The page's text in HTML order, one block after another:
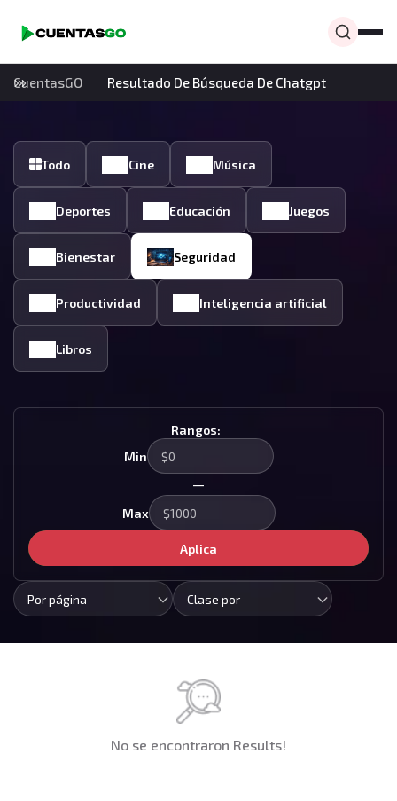
CuentasGO Resultado De Búsqueda De Chatgpt
Todo Cine Música
Deportes Educación Juegos
Bienestar Seguridad
Productividad Inteligencia artificial
Libros
Rangos:
Min
—
Max
Aplica
Por página Clase por
No se encontraron Results!